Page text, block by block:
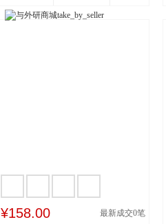
¥158.00 最新成交0笔